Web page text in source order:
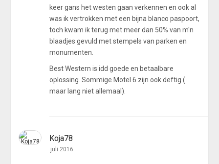
keer gans het westen gaan verkennen en ook al
was ik vertrokken met een bijna blanco paspoort,
toch kwam ik terug met meer dan 50% van m'n
blaadjes gevuld met stempels van parken en
monumenten.
Best Western is idd goede en betaalbare
oplossing. Sommige Motel 6 zijn ook deftig (
maar lang niet allemaal).
Koja78
juli 2016